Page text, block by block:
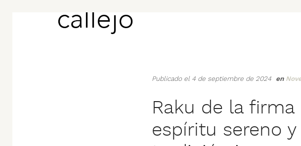
Publicado el 4 de septiembre de 2024 en
Raku de la
espíritu sereno